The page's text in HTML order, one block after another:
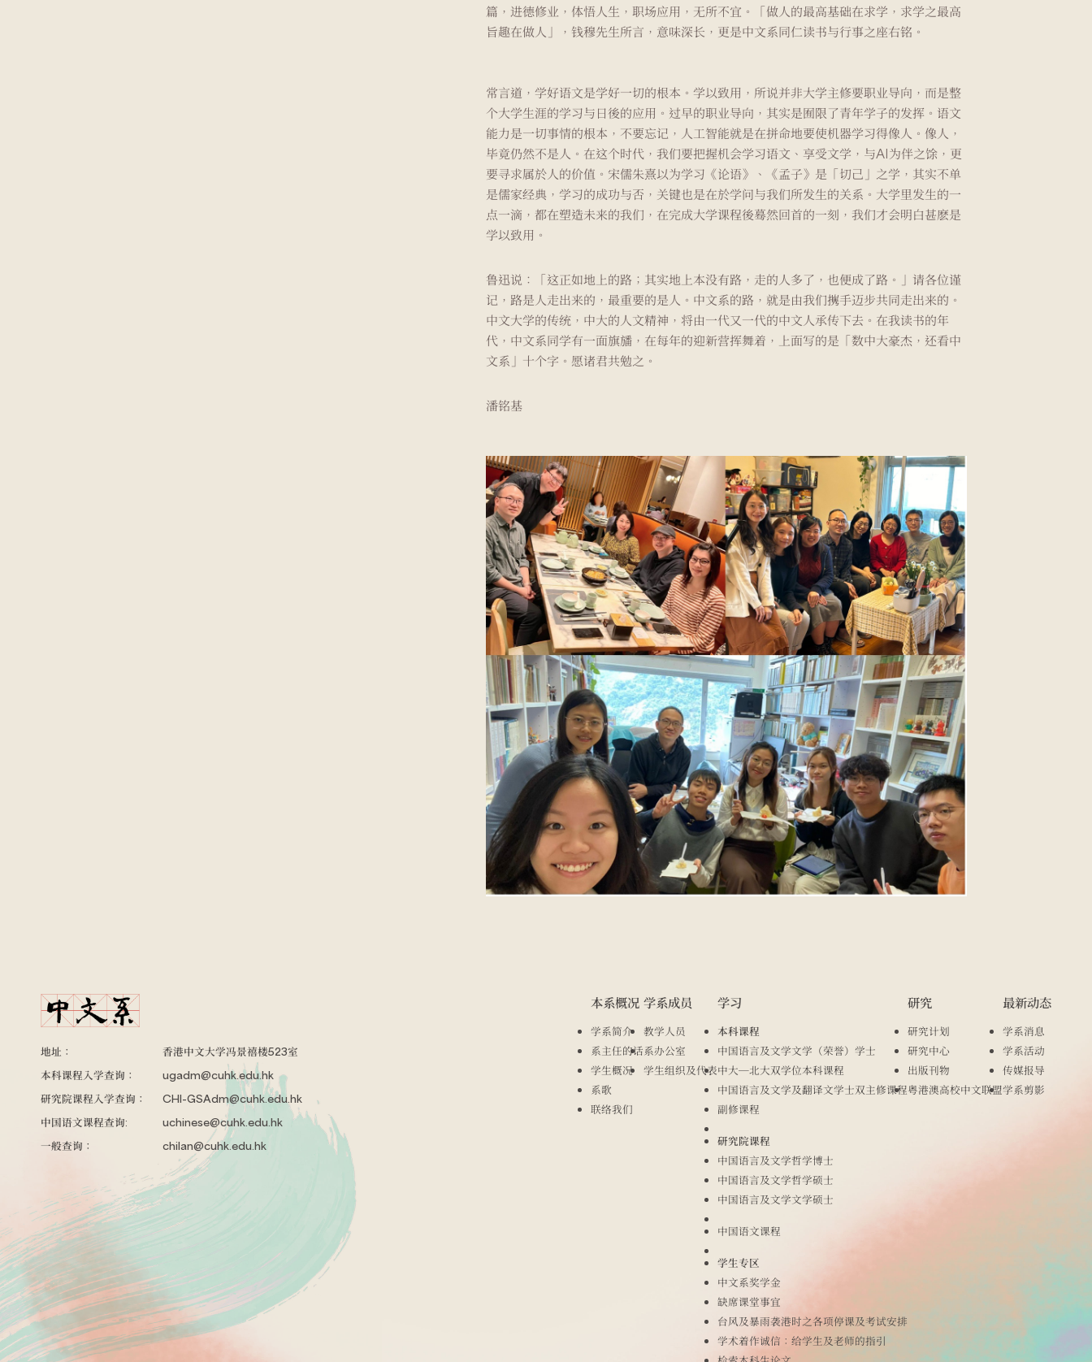
篇，进德修业，体悟人生，职场应用，无所不宜。「做人的最高基础在求学，求学之最高
旨趣在做人」，钱穆先生所言，意味深长，更是中文系同仁读书与行事之座右铭。
常言道，学好语文是学好一切的根本。学以致用，所说并非大学主修要职业导向，而是整
个大学生涯的学习与日後的应用。过早的职业导向，其实是囿限了青年学子的发挥。语文
能力是一切事情的根本，不要忘记，人工智能就是在拼命地要使机器学习得像人。像人，
毕竟仍然不是人。在这个时代，我们要把握机会学习语文、享受文学，与AI为伴之馀，更
要寻求属於人的价值。宋儒朱熹以为学习《论语》、《孟子》是「切己」之学，其实不单
是儒家经典，学习的成功与否，关键也是在於学问与我们所发生的关系。大学里发生的一
点一滴，都在塑造未来的我们，在完成大学课程後蓦然回首的一刻，我们才会明白甚麽是
学以致用。
鲁迅说：「这正如地上的路；其实地上本没有路，走的人多了，也便成了路。」请各位谨
记，路是人走出来的，最重要的是人。中文系的路，就是由我们㩗手迈步共同走出来的。
中文大学的传统，中大的人文精神，将由一代又一代的中文人承传下去。在我读书的年
代，中文系同学有一面旗旙，在每年的迎新营挥舞着，上面写的是「数中大豪杰，还看中
文系」十个字。愿诸君共勉之。
潘铭基
地址：
香港中文大学冯景禧楼523室
本科课程入学查询：
ugadm@cuhk.edu.hk
研究院课程入学查询：
CHI-GSAdm@cuhk.edu.hk
中国语文课程查询:
uchinese@cuhk.edu.hk
一般查询：
chilan@cuhk.edu.hk
本系概况
学系简介
系主任的话
学生概况
系歌
联络我们
学系成员
教学人员
系办公室
学生组织及代表
学习
本科课程
中国语言及文学文学（荣誉）学士
中大─北大双学位本科课程
中国语言及文学及翻译文学士双主修课程
副修课程
研究院课程
中国语言及文学哲学博士
中国语言及文学哲学硕士
中国语言及文学文学硕士
中国语文课程
学生专区
中文系奖学金
缺席课堂事宜
台风及暴雨袭港时之各项停课及考试安排
学术着作诚信：给学生及老师的指引
研究
研究计划
研究中心
出版刊物
粤港澳高校中文联盟
最新动态
学系消息
学系活动
传媒报导
学系剪影